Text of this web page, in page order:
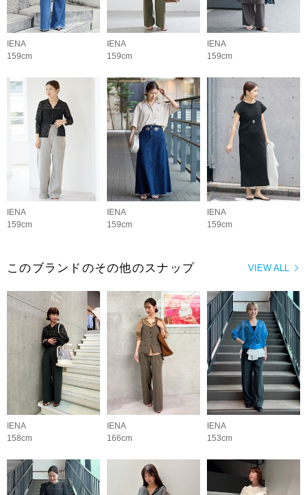
IENA
159cm
IENA
159cm
IENA
159cm
IENA
159cm
IENA
159cm
IENA
159cm
VIEW ALL
このブランドのその他のスナップ
IENA
158cm
IENA
166cm
IENA
153cm